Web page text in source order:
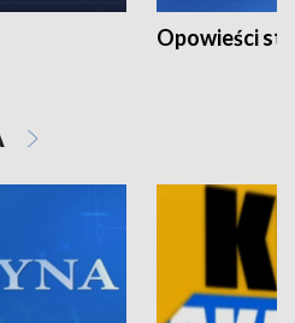
Opowieści